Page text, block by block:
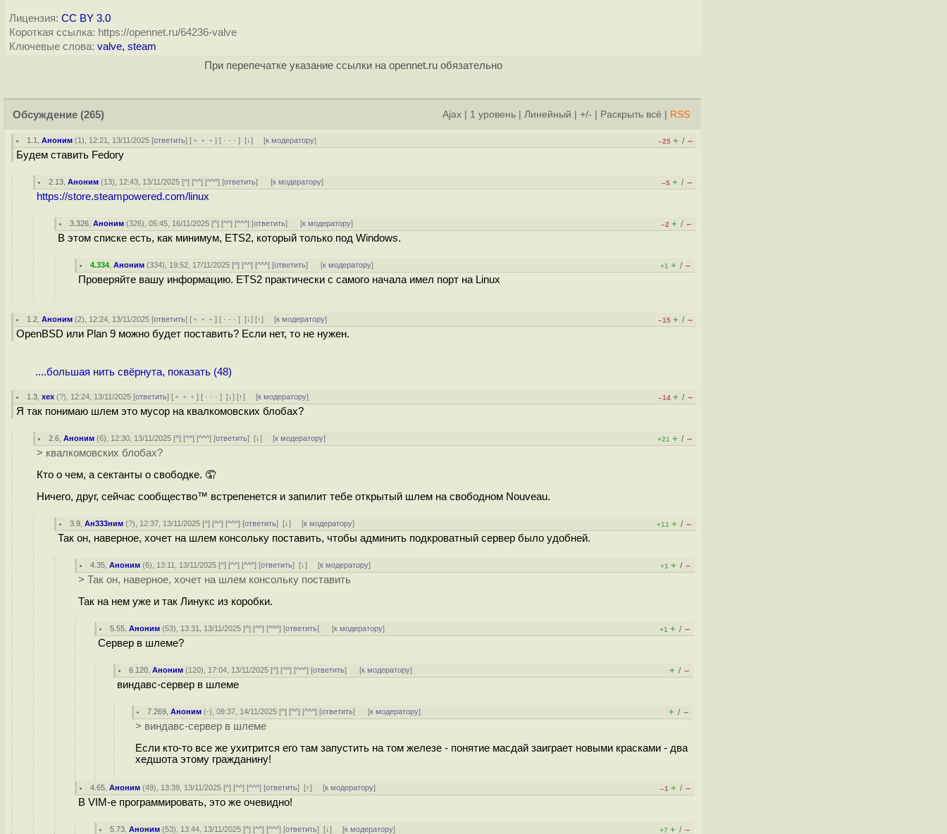
Лицензия: CC BY 3.0
Короткая ссылка: https://opennet.ru/64236-valve
Ключевые слова: valve, steam
При перепечатке указание ссылки на opennet.ru обязательно
Обсуждение (265) Ajax 1 уровень Линейный +/- Раскрыть всё RSS
1.1 ,Аноним (1), 12:21, 13/11/2025 [ответить] [ ﹢﹢﹢] [ · · ·][↓] [к модератору] –25 + / –
Будем ставить Fedorу
2.13 ,Аноним (13), 12:43, 13/11/2025 [^] [^^] [^^^] [ответить] [к модератору] –5 + / –
https://store.steampowered.com/linux
3.326 ,Аноним (326), 05:45, 16/11/2025 [^] [^^] [^^^] [ответить] [к модератору] –2 + / –
В этом списке есть, как минимум, ETS2, который только под Windows.
4.334 ,Аноним (334), 19:52, 17/11/2025 [^] [^^] [^^^] [ответить] [к модератору] +1 + / –
Проверяйте вашу информацию. ETS2 практически с самого начала имел порт на Linux
1.2 ,Аноним (2), 12:24, 13/11/2025 [ответить] [ ﹢﹢﹢] [ · · ·][↓] [↑] [к модератору] –15 + / –
OpenBSD или Plan 9 можно будет поставить? Если нет, то не нужен.
....большая нить свёрнута, показать (48)
1.3 ,хех (?), 12:24, 13/11/2025 [ответить] [ ﹢﹢﹢] [ · · ·][↓] [↑] [к модератору] –14 + / –
Я так понимаю шлем это мусор на квалкомовских блобах?
2.6 ,Аноним (6), 12:30, 13/11/2025 [^] [^^] [^^^] [ответить][↓] [к модератору] +21 + / –
> квалкомовских блобах?
Кто о чем, а сектанты о свободке. 🤦
Ничего, друг, сейчас сообщество™ встрепенется и запилит тебе открытый шлем на свободном Nouveau.
3.9 ,Ан333ним (?), 12:37, 13/11/2025 [^] [^^] [^^^] [ответить][↓] [к модератору] +11 + / –
Так он, наверное, хочет на шлем консольку поставить, чтобы админить подкроватный сервер было удобней.
4.35 ,Аноним (6), 13:11, 13/11/2025 [^] [^^] [^^^] [ответить][↓] [к модератору] +1 + / –
> Так он, наверное, хочет на шлем консольку поставить
Так на нем уже и так Линукс из коробки.
5.55 ,Аноним (53), 13:31, 13/11/2025 [^] [^^] [^^^] [ответить] [к модератору] +1 + / –
Сервер в шлеме?
6.120 ,Аноним (120), 17:04, 13/11/2025 [^] [^^] [^^^] [ответить] [к модератору] + / –
виндавс-сервер в шлеме
7.269 ,Аноним (-), 09:37, 14/11/2025 [^] [^^] [^^^] [ответить] [к модератору] + / –
> виндавс-сервер в шлеме
Если кто-то все же ухитрится его там запустить на том железе - понятие масдай заиграет новыми красками - два
хедшота этому гражданину!
4.65 ,Аноним (49), 13:39, 13/11/2025 [^] [^^] [^^^] [ответить][↑] [к модератору] –1 + / –
В VIM-е программировать, это же очевидно!
5.73 ,Аноним (53), 13:44, 13/11/2025 [^] [^^] [^^^] [ответить][↓] [к модератору] +7 + / –